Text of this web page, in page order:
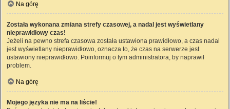
Na górę
Została wykonana zmiana strefy czasowej, a nadal jest wyświetlany
nieprawidłowy czas!
Jeżeli na pewno strefa czasowa została ustawiona prawidłowo, a czas nadal
jest wyświetlany nieprawidłowo, oznacza to, że czas na serwerze jest
ustawiony nieprawidłowo. Poinformuj o tym administratora, by naprawił
problem.
Na górę
Mojego języka nie ma na liście!